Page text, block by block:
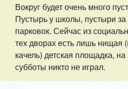
Вокруг будет очень много
Пустырь у школы, пустыри
парковок. Сейчас из
тех дворах есть лишь нищая
качель) детская площадка,
субботы никто не играл.